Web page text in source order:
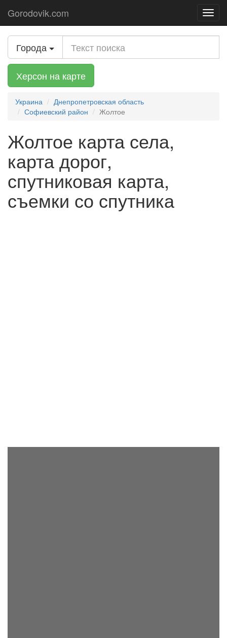
Gorodovik.com
Города
Херсон на карте
Украина
Днепропетровская область
Софиевский район
Жолтое
Жолтое карта села,
карта дорог,
спутниковая карта,
съемки со спутника